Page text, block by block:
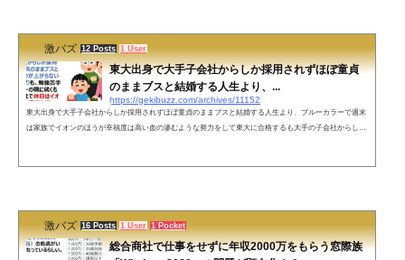
激バズ 12 Posts 1 User
東大出身で大手子会社からしか採用されずほぼ童貞
のままブスと結婚する人生より、...
https://gekibuzz.com/archives/11152
東大出身で大手子会社からしか採用されずほぼ童貞のままブスと結婚する人生より、ブルーカラーで週末
は家族でイオンのほうが幸福度は高い血の滲むような努力をして東大に合格するも大手の子会社からしか
激バズ 16 Posts 1 User 1 Pocket
総合商社で仕事をせずに年収2000万をもらう窓際族